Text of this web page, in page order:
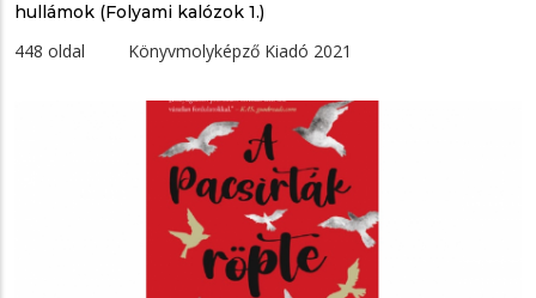
hullámok (Folyami kalózok 1.)
448 oldal Könyvmolyképző Kiadó 2021